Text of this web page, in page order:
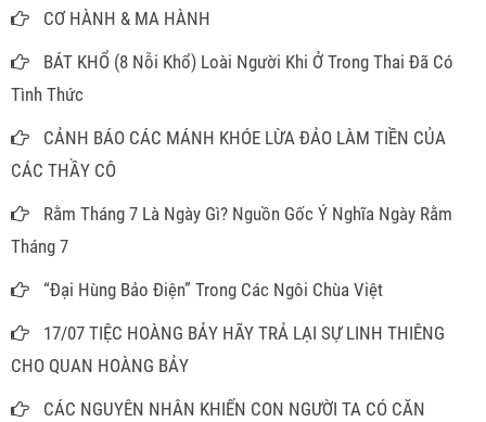
CƠ HÀNH & MA HÀNH
BÁT KHỔ (8 Nỗi Khổ) Loài Người Khi Ở Trong Thai Đã Có
Tình Thức
CẢNH BÁO CÁC MÁNH KHÓE LỪA ĐẢO LÀM TIỀN CỦA
CÁC THẦY CÔ
Rằm Tháng 7 Là Ngày Gì? Nguồn Gốc Ý Nghĩa Ngày Rằm
Tháng 7
“Đại Hùng Bảo Điện” Trong Các Ngôi Chùa Việt
17/07 TIỆC HOÀNG BẢY HÃY TRẢ LẠI SỰ LINH THIÊNG
CHO QUAN HOÀNG BẢY
CÁC NGUYÊN NHÂN KHIẾN CON NGƯỜI TA CÓ CĂN